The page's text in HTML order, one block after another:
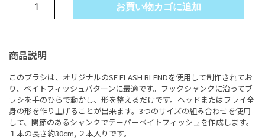
お買い物カゴに追加
商品説明
このブラシは、オリジナルのSF FLASH BLENDを使用して制作されてお
り、ベイトフィッシュパターンに最適です。フックシャンクに沿ってブ
ラシを手のひらで動かし、形を整えるだけです。ヘッドまたはフライ全
身の形を作り上げることが出来ます。3つのサイズの組み合わせを使用
して、関節のあるシャンクでテーパーベイトフィッシュを作成します。
１本の長さ約30cm, ２本入りです。